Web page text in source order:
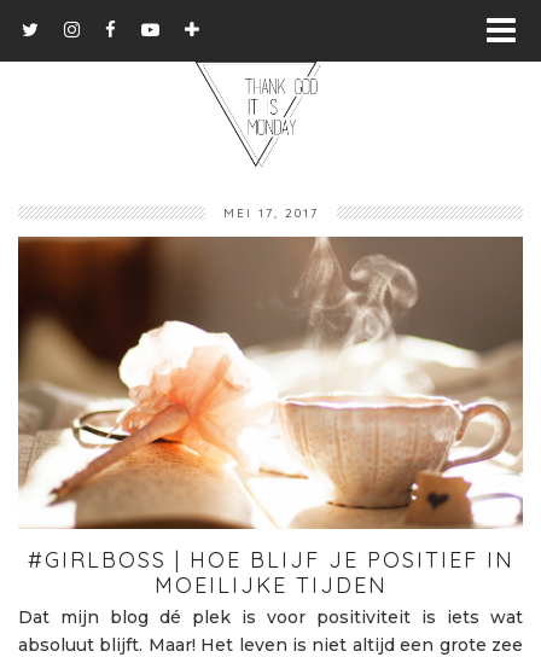
MEI 17, 2017
#GIRLBOSS | HOE BLIJF JE POSITIEF IN
MOEILIJKE TIJDEN
Dat mijn blog dé plek is voor positiviteit is iets wat
absoluut blijft. Maar! Het leven is niet altijd een grote zee